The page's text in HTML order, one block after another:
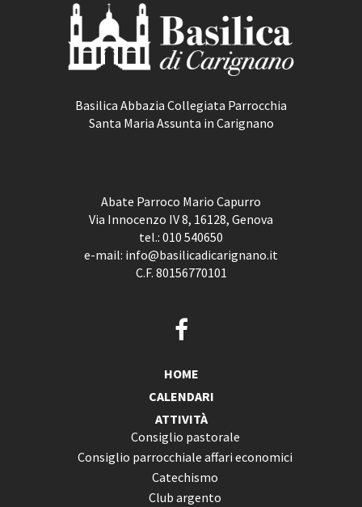
Basilica Abbazia Collegiata Parrocchia
Santa Maria Assunta in Carignano
Abate Parroco Mario Capurro
Via Innocenzo IV 8, 16128, Genova
tel.: 010 540650
e-mail: info@basilicadicarignano.it
C.F. 80156770101
HOME
CALENDARI
ATTIVITÀ
Consiglio pastorale
Consiglio parrocchiale affari economici
Catechismo
Club argento